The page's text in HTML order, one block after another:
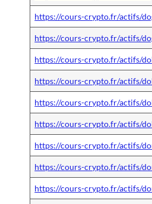
https://cours-crypto.fr/actifs/
https://cours-crypto.fr/actifs/
https://cours-crypto.fr/actifs/
https://cours-crypto.fr/actifs/
https://cours-crypto.fr/actifs/
https://cours-crypto.fr/actifs/
https://cours-crypto.fr/actifs/
https://cours-crypto.fr/actifs/
https://cours-crypto.fr/actifs/